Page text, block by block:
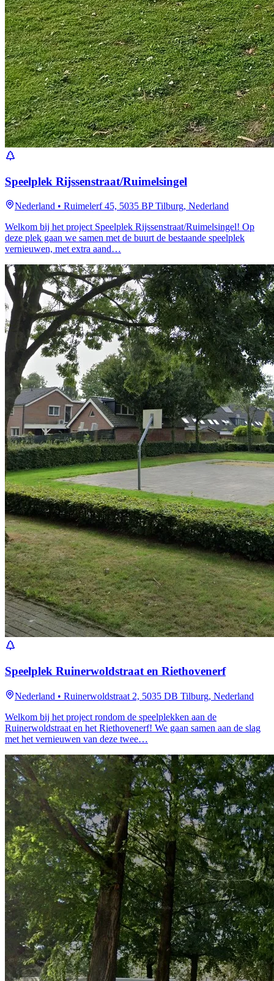
Speelplek Rijssenstraat/Ruimelsingel
Nederland • Ruimelerf 45, 5035 BP Tilburg, Nederland
Welkom bij het project Speelplek Rijssenstraat/Ruimelsingel! Op
deze plek gaan we samen met de buurt de bestaande speelplek
vernieuwen, met extra aand…
Speelplek Ruinerwoldstraat en Riethovenerf
Nederland • Ruinerwoldstraat 2, 5035 DB Tilburg, Nederland
Welkom bij het project rondom de speelplekken aan de
Ruinerwoldstraat en het Riethovenerf! We gaan samen aan de slag
met het vernieuwen van deze twee…